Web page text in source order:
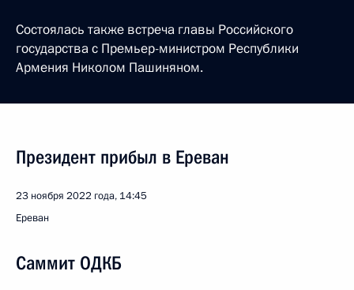
Состоялась также встреча главы Российского
государства с Премьер-министром Республики
Армения Николом Пашиняном.
Президент прибыл в Ереван
23 ноября 2022 года, 14:45
Ереван
Саммит ОДКБ